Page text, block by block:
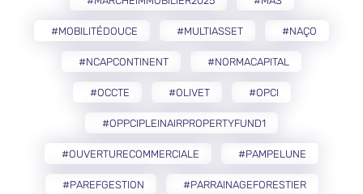
#MOBILITÉDOUCE #MULTIASSET #NAÇO
#NCAPCONTINENT #NORMACAPITAL
#OCCTE #OLIVET #OPCI
#OPPCIPLEINAIRPROPERTYFUND1
#OUVERTURECOMMERCIALE #PAMPELUNE
#PAREFGESTION #PARRAINAGEFORESTIER